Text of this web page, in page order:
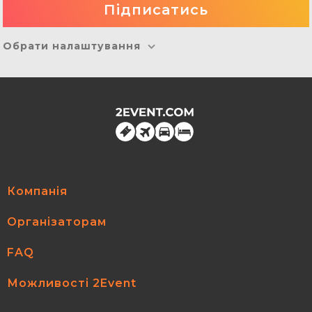
Обрати налаштування
Компанія
Організаторам
FAQ
Можливості 2Event